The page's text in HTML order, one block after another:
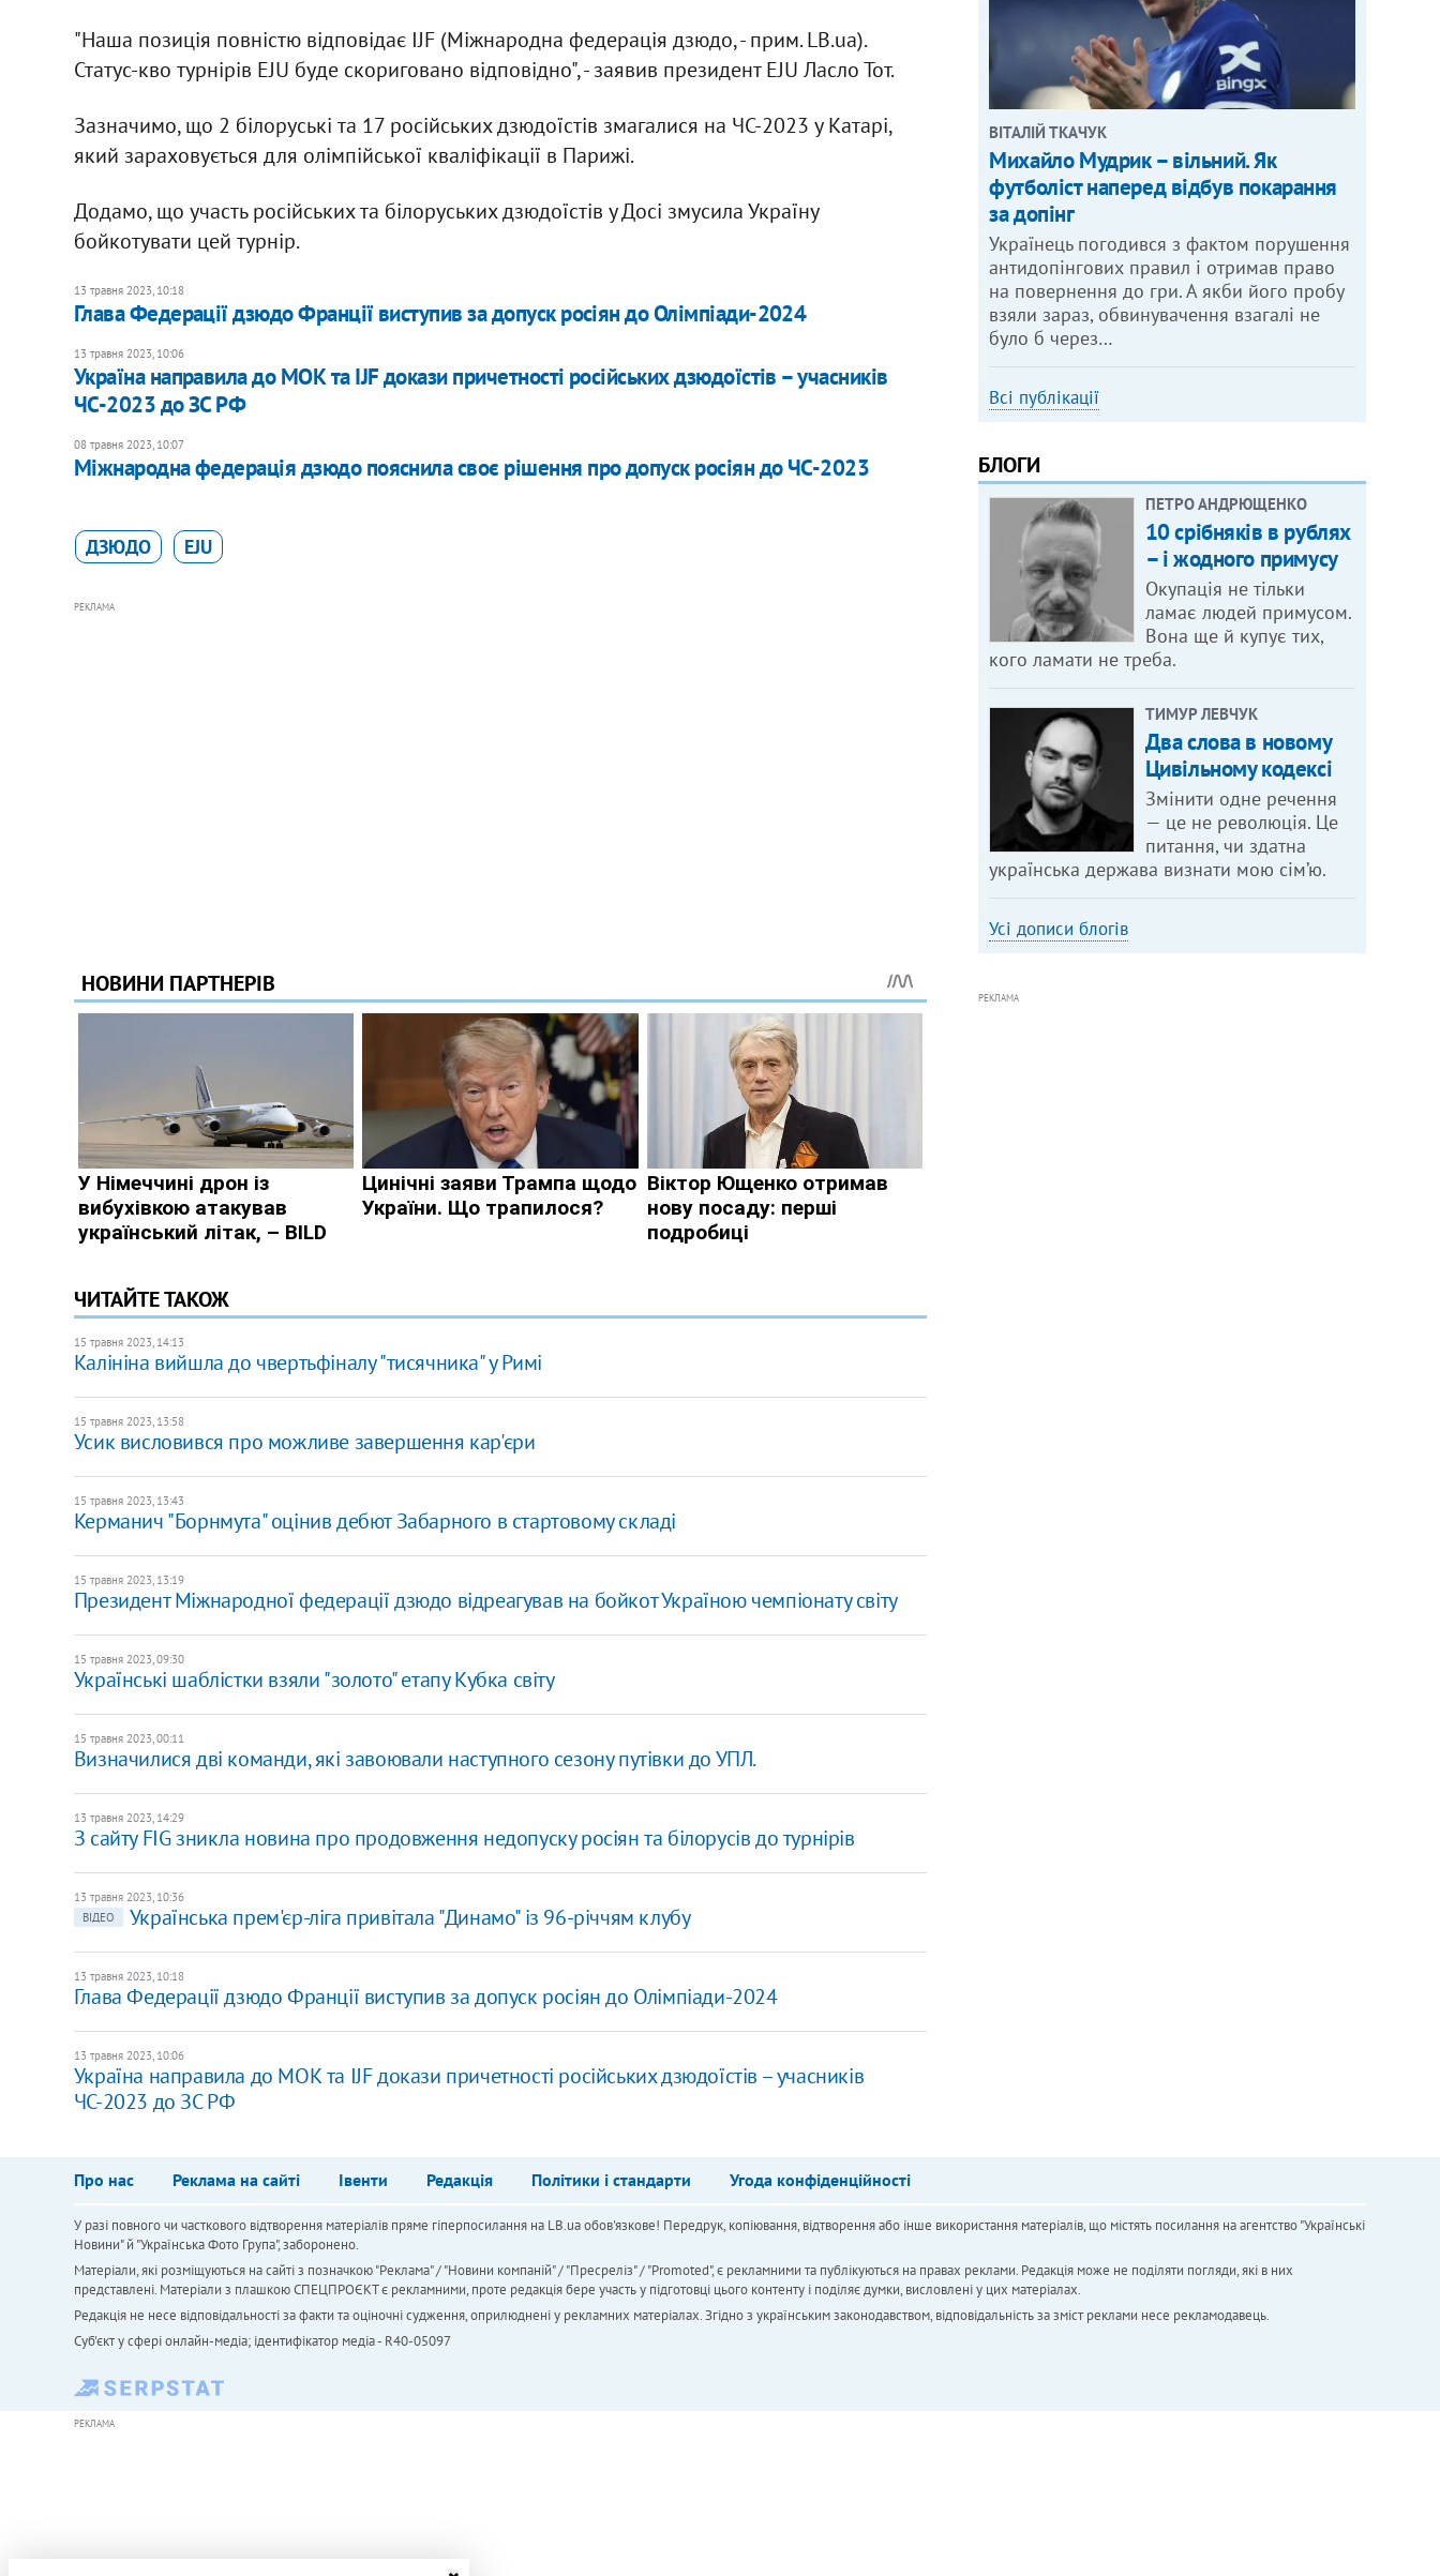
"Наша позиція повністю відповідає IJF (Міжнародна федерація дзюдо, - прим. LB.ua).
Статус-кво турнірів EJU буде скориговано відповідно", - заявив президент EJU Ласло Тот.
Зазначимо, що 2 білоруські та 17 російських дзюдоїстів змагалися на ЧС-2023 у Катарі,
який зараховується для олімпійської кваліфікації в Парижі.
Додамо, що участь російських та білоруських дзюдоїстів у Досі змусила Україну
бойкотувати цей турнір.
13 травня 2023, 10:18
Глава Федерації дзюдо Франції виступив за допуск росіян до Олімпіади-2024
13 травня 2023, 10:06
Україна направила до МОК та IJF докази причетності російських дзюдоїстів – учасників
ЧС-2023 до ЗС РФ
08 травня 2023, 10:07
Міжнародна федерація дзюдо пояснила своє рішення про допуск росіян до ЧС-2023
ДЗЮДО EJU
РЕКЛАМА
ЧИТАЙТЕ ТАКОЖ
15 травня 2023, 14:13
Калініна вийшла до чвертьфіналу "тисячника" у Римі
15 травня 2023, 13:58
Усик висловився про можливе завершення кар'єри
15 травня 2023, 13:43
Керманич "Борнмута" оцінив дебют Забарного в стартовому складі
15 травня 2023, 13:19
Президент Міжнародної федерації дзюдо відреагував на бойкот Україною чемпіонату світу
15 травня 2023, 09:30
Українські шаблістки взяли "золото" етапу Кубка світу
15 травня 2023, 00:11
Визначилися дві команди, які завоювали наступного сезону путівки до УПЛ.
13 травня 2023, 14:29
З сайту FIG зникла новина про продовження недопуску росіян та білорусів до турнірів
13 травня 2023, 10:36
ВІДЕО
Українська прем'єр-ліга привітала "Динамо" із 96-річчям клубу
13 травня 2023, 10:18
Глава Федерації дзюдо Франції виступив за допуск росіян до Олімпіади-2024
13 травня 2023, 10:06
Україна направила до МОК та IJF докази причетності російських дзюдоїстів – учасників
ЧС-2023 до ЗС РФ
ВІТАЛІЙ ТКАЧУК
Михайло Мудрик – вільний. Як
футболіст наперед відбув покарання
за допінг
Українець погодився з фактом порушення
антидопінгових правил і отримав право
на повернення до гри. А якби його пробу
взяли зараз, обвинувачення взагалі не
було б через…
Всі публікації
БЛОГИ
ПЕТРО АНДРЮЩЕНКО
10 срібняків в рублях
– і жодного примусу
Окупація не тільки
ламає людей примусом.
Вона ще й купує тих,
кого ламати не треба.
ТИМУР ЛЕВЧУК
Два слова в новому
Цивільному кодексі
Змінити одне речення
— це не революція. Це
питання, чи здатна
українська держава визнати мою сім’ю.
Усі дописи блогів
РЕКЛАМА
Про нас Реклама на сайті Івенти Редакція Політики і стандарти Угода конфіденційності
У разі повного чи часткового відтворення матеріалів пряме гіперпосилання на LB.ua обов'язкове! Передрук, копіювання, відтворення або інше використання матеріалів, що містять посилання на агентство "Українськi
Новини" й "Українська Фото Група", заборонено.
Матеріали, які розміщуються на сайті з позначкою "Реклама" / "Новини компаній" / "Пресреліз" / "Promoted", є рекламними та публікуються на правах реклами. Редакція може не поділяти погляди, які в них
представлені. Матеріали з плашкою СПЕЦПРОЄКТ є рекламними, проте редакція бере участь у підготовці цього контенту і поділяє думки, висловлені у цих матеріалах.
Редакція не несе відповідальності за факти та оціночні судження, оприлюднені у рекламних матеріалах. Згідно з українським законодавством, відповідальність за зміст реклами несе рекламодавець.
Cуб'єкт у сфері онлайн-медіа; ідентифікатор медіа - R40-05097
РЕКЛАМА